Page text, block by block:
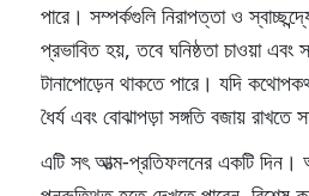
পারে। সম্পর্কগুলি নিরাপত্তা ও
প্রভাবিত হয়, তবে ঘনিষ্ঠতা চাওয়া এবং
টানাপোড়েন থাকতে পারে। যদি
ধৈর্য এবং বোঝাপড়া সঙ্গতি বজায় রাখতে
এটি সৎ আত্ম-প্রতিফলনের একটি দিন।